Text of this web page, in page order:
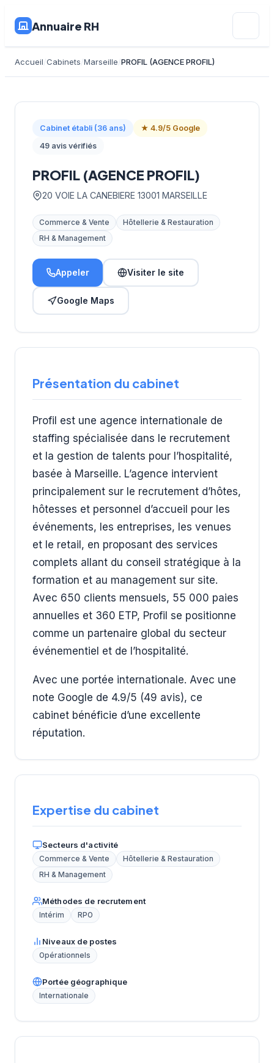
Annuaire RH
Accueil Cabinets Marseille PROFIL (AGENCE PROFIL)
Cabinet établi (36 ans)
★ 4.9/5 Google
49 avis vérifiés
PROFIL (AGENCE PROFIL)
20 VOIE LA CANEBIERE 13001 MARSEILLE
Commerce & Vente
Hôtellerie & Restauration
RH & Management
Appeler Visiter le site
Google Maps
Présentation du cabinet
Profil est une agence internationale de
staffing spécialisée dans le recrutement
et la gestion de talents pour l’hospitalité,
basée à Marseille. L’agence intervient
principalement sur le recrutement d’hôtes,
hôtesses et personnel d’accueil pour les
événements, les entreprises, les venues
et le retail, en proposant des services
complets allant du conseil stratégique à la
formation et au management sur site.
Avec 650 clients mensuels, 55 000 paies
annuelles et 360 ETP, Profil se positionne
comme un partenaire global du secteur
événementiel et de l’hospitalité.
Avec une portée internationale. Avec une
note Google de 4.9/5 (49 avis), ce
cabinet bénéficie d’une excellente
réputation.
Expertise du cabinet
Secteurs d'activité
Commerce & Vente
Hôtellerie & Restauration
RH & Management
Méthodes de recrutement
Intérim RPO
Niveaux de postes
Opérationnels
Portée géographique
Internationale